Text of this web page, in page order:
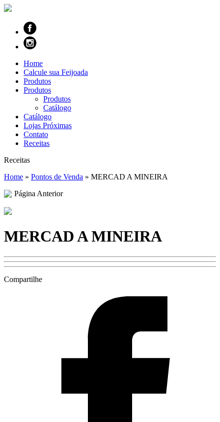
Home
Calcule sua Feijoada
Produtos
Produtos
Produtos
Catálogo
Catálogo
Lojas Próximas
Contato
Receitas
Receitas
Home » Pontos de Venda » MERCAD A MINEIRA
Página Anterior
MERCAD A MINEIRA
Compartilhe